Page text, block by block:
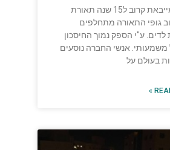
מנורץ מייבאת קרוב ל15 שנה תאורת
גופי התאורה מתחלפים
ע"י הספק נמוך החיסכון
אנשי החברה נוסעים
בעולם על